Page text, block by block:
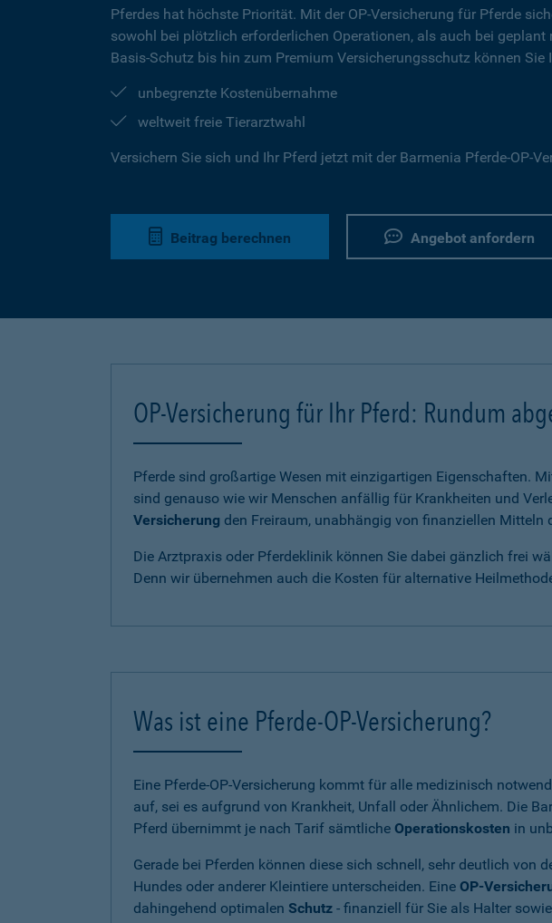
Pferdes hat höchste Priorität. Mit der OP-Versicherung für Pferde
sowohl bei plötzlich erforderlichen Operationen, als auch bei
Basis-Schutz bis hin zum Premium Versicherungsschutz können
unbegrenzte Kostenübernahme
weltweit freie Tierarztwahl
Versichern Sie sich und Ihr Pferd jetzt mit der Barmenia Pferde-OP-
Beitrag berechnen Angebot anfordern
OP-Versicherung für Ihr Pferd: Rundum
Pferde sind großartige Wesen mit einzigartigen Eigenschaften.
sind genauso wie wir Menschen anfällig für Krankheiten und
Versicherung den Freiraum, unabhängig von finanziellen
Die Arztpraxis oder Pferdeklinik können Sie dabei gänzlich frei
Denn wir übernehmen auch die Kosten für alternative
Was ist eine Pferde-OP-Versicherung?
Eine Pferde-OP-Versicherung kommt für alle medizinisch
auf, sei es aufgrund von Krankheit, Unfall oder Ähnlichem. Die
Pferd übernimmt je nach Tarif sämtliche Operationskosten in
Gerade bei Pferden können diese sich schnell, sehr deutlich von
Hundes oder anderer Kleintiere unterscheiden. Eine OP-
dahingehend optimalen Schutz - finanziell für Sie als Halter